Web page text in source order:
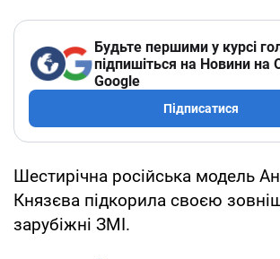
Будьте першими у курсі
підпишіться на Новини на
Google
Підписатися
Шестирічна російська модель
Князєва підкорила своєю
зарубіжні ЗМІ.